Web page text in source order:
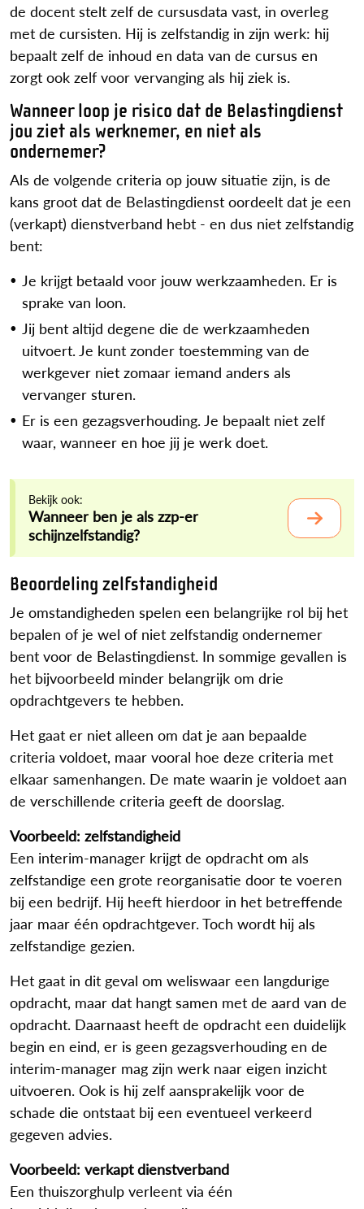
de docent stelt zelf de cursusdata vast, in overleg
met de cursisten. Hij is zelfstandig in zijn werk: hij
bepaalt zelf de inhoud en data van de cursus en
zorgt ook zelf voor vervanging als hij ziek is.
Wanneer loop je risico dat de Belastingdienst
jou ziet als werknemer, en niet als
ondernemer?
Als de volgende criteria op jouw situatie zijn, is de
kans groot dat de Belastingdienst oordeelt dat je een
(verkapt) dienstverband hebt - en dus niet zelfstandig
bent:
Je krijgt betaald voor jouw werkzaamheden. Er is
sprake van loon.
Jij bent altijd degene die de werkzaamheden
uitvoert. Je kunt zonder toestemming van de
werkgever niet zomaar iemand anders als
vervanger sturen.
Er is een gezagsverhouding. Je bepaalt niet zelf
waar, wanneer en hoe jij je werk doet.
Bekijk ook:
Wanneer ben je als zzp-er
schijnzelfstandig?
Beoordeling zelfstandigheid
Je omstandigheden spelen een belangrijke rol bij het
bepalen of je wel of niet zelfstandig ondernemer
bent voor de Belastingdienst. In sommige gevallen is
het bijvoorbeeld minder belangrijk om drie
opdrachtgevers te hebben.
Het gaat er niet alleen om dat je aan bepaalde
criteria voldoet, maar vooral hoe deze criteria met
elkaar samenhangen. De mate waarin je voldoet aan
de verschillende criteria geeft de doorslag.
Voorbeeld: zelfstandigheid
Een interim-manager krijgt de opdracht om als
zelfstandige een grote reorganisatie door te voeren
bij een bedrijf. Hij heeft hierdoor in het betreffende
jaar maar één opdrachtgever. Toch wordt hij als
zelfstandige gezien.
Het gaat in dit geval om weliswaar een langdurige
opdracht, maar dat hangt samen met de aard van de
opdracht. Daarnaast heeft de opdracht een duidelijk
begin en eind, er is geen gezagsverhouding en de
interim-manager mag zijn werk naar eigen inzicht
uitvoeren. Ook is hij zelf aansprakelijk voor de
schade die ontstaat bij een eventueel verkeerd
gegeven advies.
Voorbeeld: verkapt dienstverband
Een thuiszorghulp verleent via één